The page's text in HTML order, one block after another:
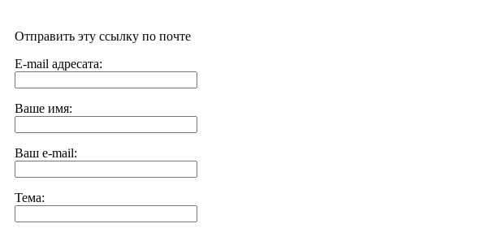
Отправить эту ссылку по почте
E-mail адресата:
Ваше имя:
Ваш e-mail:
Тема: